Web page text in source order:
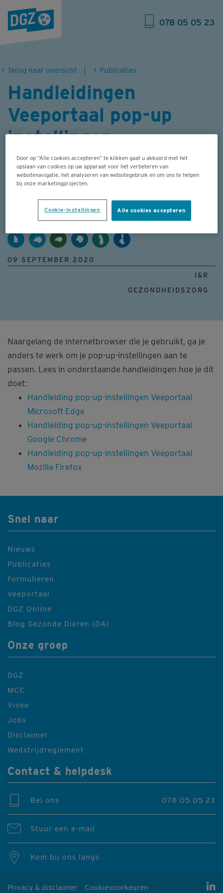
078 05 05 23
Terug naar overzicht Publicaties
Handleidingen
Veeportaal pop-up
instellingen
Hoe kan je vermijden dat je internetbrowser
(Microsoft Edge, Google Chrome, Mozilla
Firefox) pop-up berichten in Veeportaal
blokkeert?
09 SEPTEMBER 2020
I&R
GEZONDHEIDSZORG
Naargelang de internetbrowser die je gebruikt, ga je
anders te werk om je pop-up-instellingen aan te
passen. Lees in onderstaande handleidingen hoe je dit
doet:
Handleiding pop-up-instellingen Veeportaal
Microsoft Edge
Handleiding pop-up-instellingen Veeportaal
Google Chrome
Handleiding pop-up-instellingen Veeportaal
Mozilla Firefox
Snel naar
Nieuws
Publicaties
Formulieren
Veeportaal
DGZ Online
Blog Gezonde Dieren (DA)
Onze groep
DGZ
MCC
Vivee
Jobs
Disclaimer
Wedstrijdreglement
Contact & helpdesk
Bel ons 078 05 05 23
Stuur een e-mail
Kom bij ons langs
Privacy & disclaimer Cookievoorkeuren
Door op “Alle cookies accepteren” te klikken gaat u akkoord met het
opslaan van cookies op uw apparaat voor het verbeteren van
websitenavigatie, het analyseren van websitegebruik en om ons te helpen
bij onze marketingprojecten.
Alle cookies accepteren
Cookie-instellingen